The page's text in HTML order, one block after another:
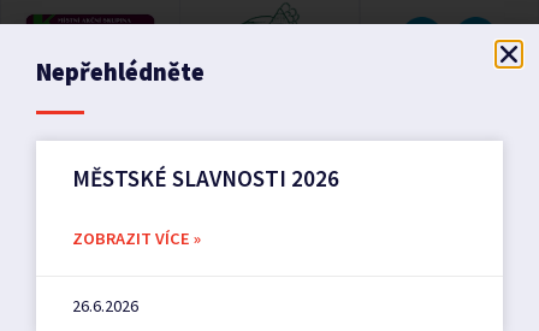
Nepřehlédněte
MĚSTSKÉ SLAVNOSTI 2026
ZOBRAZIT VÍCE »
26.6.2026